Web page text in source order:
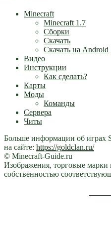
Minecraft
Minecraft 1.7
Сборки
Скачать
Скачать на Android
Видео
Инструкции
Как сделать?
Карты
Моды
Команды
Сервера
Читы
Больше информации об играх
на сайте: https://goldclan.ru/
© Minecraft-Guide.ru
Изображения, торговые марки
собственностью